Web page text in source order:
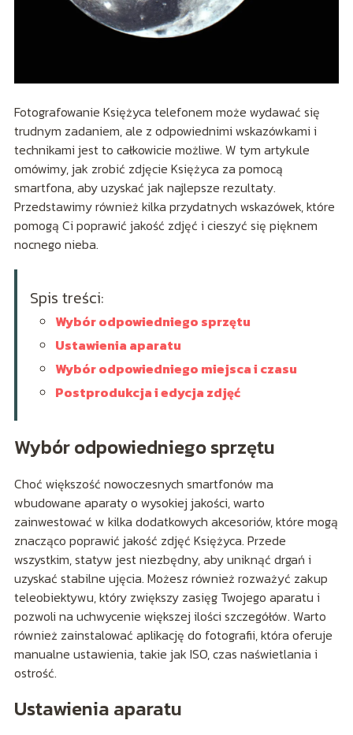
Fotografowanie Księżyca telefonem może wydawać się
trudnym zadaniem, ale z odpowiednimi wskazówkami i
technikami jest to całkowicie możliwe. W tym artykule
omówimy, jak zrobić zdjęcie Księżyca za pomocą
smartfona, aby uzyskać jak najlepsze rezultaty.
Przedstawimy również kilka przydatnych wskazówek, które
pomogą Ci poprawić jakość zdjęć i cieszyć się pięknem
nocnego nieba.
Spis treści:
Wybór odpowiedniego sprzętu
Ustawienia aparatu
Wybór odpowiedniego miejsca i czasu
Postprodukcja i edycja zdjęć
Wybór odpowiedniego sprzętu
Choć większość nowoczesnych smartfonów ma
wbudowane aparaty o wysokiej jakości, warto
zainwestować w kilka dodatkowych akcesoriów, które mogą
znacząco poprawić jakość zdjęć Księżyca. Przede
wszystkim, statyw jest niezbędny, aby uniknąć drgań i
uzyskać stabilne ujęcia. Możesz również rozważyć zakup
teleobiektywu, który zwiększy zasięg Twojego aparatu i
pozwoli na uchwycenie większej ilości szczegółów. Warto
również zainstalować aplikację do fotografii, która oferuje
manualne ustawienia, takie jak ISO, czas naświetlania i
ostrość.
Ustawienia aparatu